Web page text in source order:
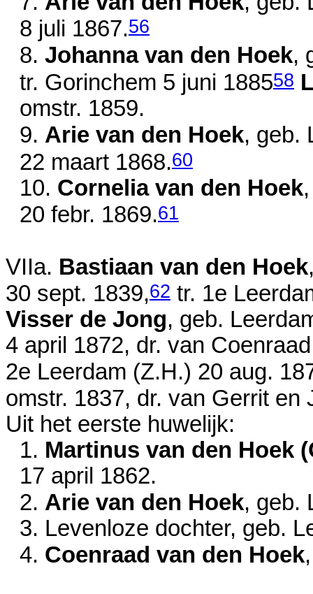
8 juli 1867.56
8. Johanna van den Hoek,
tr. Gorinchem 5 juni 188558
omstr. 1859.
9. Arie van den Hoek, geb.
22 maart 1868.60
10. Cornelia van den Hoek
20 febr. 1869.61
VIIa. Bastiaan van den Hoek
30 sept. 1839,62 tr. 1e
Visser de Jong, geb.
4 april 1872, dr. van
2e Leerdam (Z.H.) 20 aug.
omstr. 1837, dr. van Gerrit en
Uit het eerste huwelijk:
1. Martinus van den Hoek
17 april 1862.
2. Arie van den Hoek, geb.
3. Levenloze dochter, geb.
4. Coenraad van den Hoek